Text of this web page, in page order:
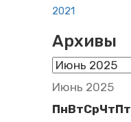
2021
Архивы
Архивы
Июнь 2025
ПнВтСрЧтПт